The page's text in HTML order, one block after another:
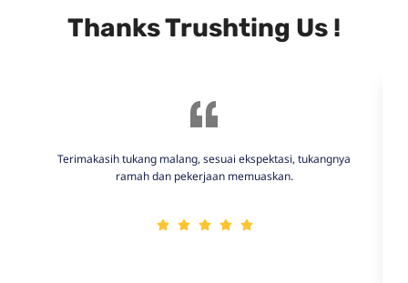
Thanks Trushting Us !
Terimakasih tukang malang, sesuai ekspektasi, tukangnya
ramah dan pekerjaan memuaskan.